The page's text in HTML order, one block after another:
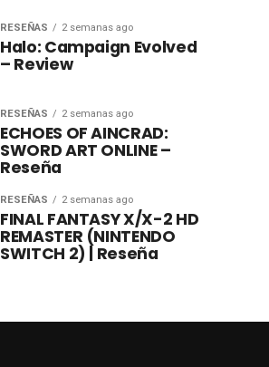
RESEÑAS 2 semanas ago
Halo: Campaign Evolved
– Review
RESEÑAS 2 semanas ago
ECHOES OF AINCRAD:
SWORD ART ONLINE –
Reseña
RESEÑAS 2 semanas ago
FINAL FANTASY X/X-2 HD
REMASTER (NINTENDO
SWITCH 2) | Reseña